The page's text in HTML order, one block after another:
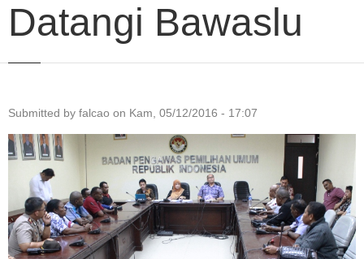
Datangi Bawaslu
Submitted by falcao on Kam, 05/12/2016 - 17:07